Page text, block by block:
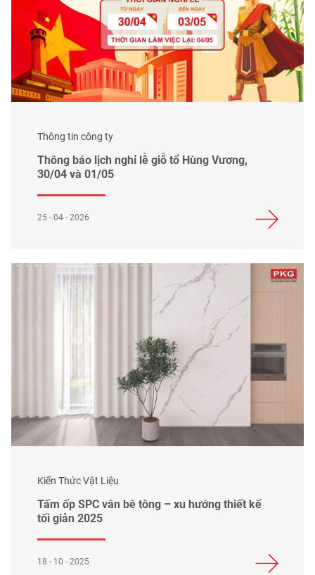
Thông tin công ty
Thông báo lịch nghỉ lễ giỗ tổ Hùng Vương,
30/04 và 01/05
25 - 04 - 2026
Kiến Thức Vật Liệu
Tấm ốp SPC vân bê tông – xu hướng thiết kế
tối giản 2025
18 - 10 - 2025